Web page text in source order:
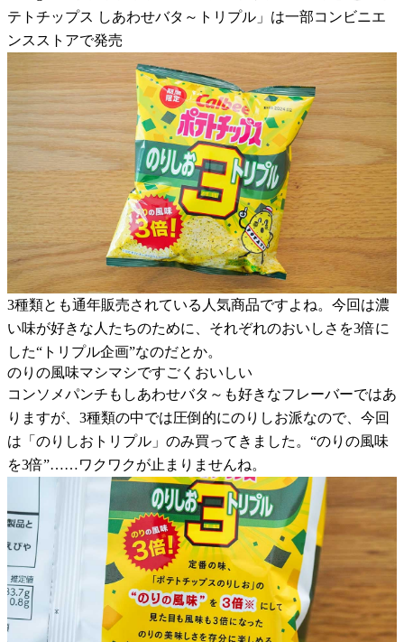
テトチップス しあわせバタ～トリプル」は一部コンビニエ
ンスストアで発売
3種類とも通年販売されている人気商品ですよね。今回は濃
い味が好きな人たちのために、それぞれのおいしさを3倍に
した“トリプル企画”なのだとか。
のりの風味マシマシですごくおいしい
コンソメパンチもしあわせバタ～も好きなフレーバーではあ
りますが、3種類の中では圧倒的にのりしお派なので、今回
は「のりしおトリプル」のみ買ってきました。“のりの風味
を3倍”……ワクワクが止まりませんね。